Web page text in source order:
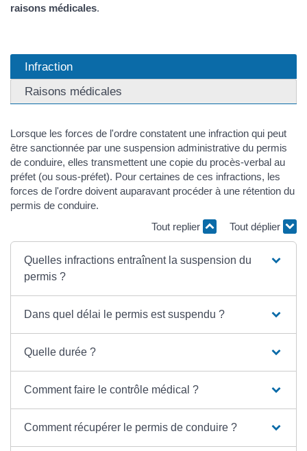
raisons médicales.
Infraction
Raisons médicales
Lorsque les forces de l'ordre constatent une infraction qui peut
être sanctionnée par une suspension administrative du permis
de conduire, elles transmettent une copie du procès-verbal au
préfet (ou sous-préfet). Pour certaines de ces infractions, les
forces de l'ordre doivent auparavant procéder à une rétention du
permis de conduire.
Tout replier
Tout déplier
Quelles infractions entraînent la suspension du
permis ?
Dans quel délai le permis est suspendu ?
Quelle durée ?
Comment faire le contrôle médical ?
Comment récupérer le permis de conduire ?